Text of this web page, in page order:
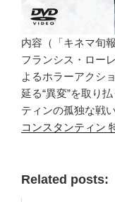
内容（「キネマ旬
フランシス・ロー
よるホラーアクシ
延る“異変”を取り
ティンの孤独な戦
コンスタンティン
Related posts: